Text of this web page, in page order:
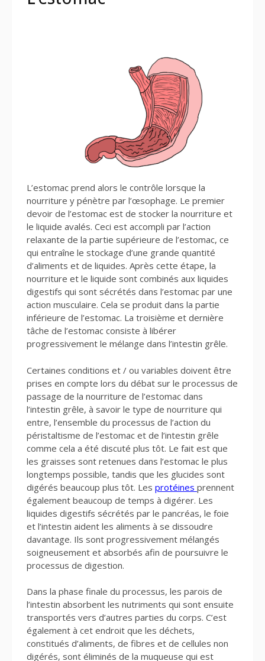
L’estomac prend alors le contrôle lorsque la
nourriture y pénètre par l’œsophage. Le premier
devoir de l’estomac est de stocker la nourriture et
le liquide avalés. Ceci est accompli par l’action
relaxante de la partie supérieure de l’estomac, ce
qui entraîne le stockage d’une grande quantité
d’aliments et de liquides. Après cette étape, la
nourriture et le liquide sont combinés aux liquides
digestifs qui sont sécrétés dans l’estomac par une
action musculaire. Cela se produit dans la partie
inférieure de l’estomac. La troisième et dernière
tâche de l’estomac consiste à libérer
progressivement le mélange dans l’intestin grêle.
Certaines conditions et / ou variables doivent être
prises en compte lors du débat sur le processus de
passage de la nourriture de l’estomac dans
l’intestin grêle, à savoir le type de nourriture qui
entre, l’ensemble du processus de l’action du
péristaltisme de l’estomac et de l’intestin grêle
comme cela a été discuté plus tôt. Le fait est que
les graisses sont retenues dans l’estomac le plus
longtemps possible, tandis que les glucides sont
digérés beaucoup plus tôt. Les protéines prennent
également beaucoup de temps à digérer. Les
liquides digestifs sécrétés par le pancréas, le foie
et l’intestin aident les aliments à se dissoudre
davantage. Ils sont progressivement mélangés
soigneusement et absorbés afin de poursuivre le
processus de digestion.
Dans la phase finale du processus, les parois de
l’intestin absorbent les nutriments qui sont ensuite
transportés vers d’autres parties du corps. C’est
également à cet endroit que les déchets,
constitués d’aliments, de fibres et de cellules non
digérés, sont éliminés de la muqueuse qui est